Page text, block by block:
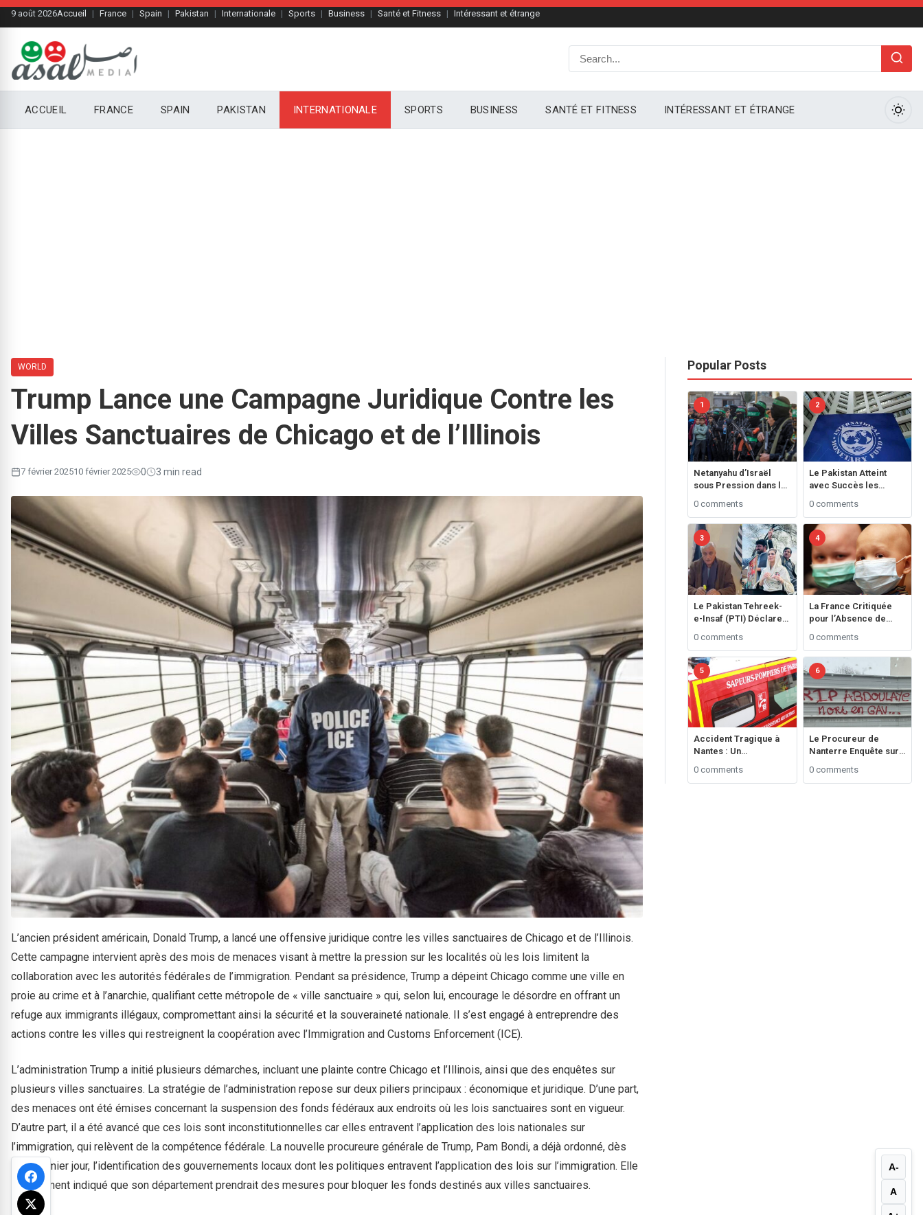
9 août 2026Accueil France Spain Pakistan Internationale Sports Business Santé et Fitness Intéressant et étrange
ACCUEIL FRANCE SPAIN PAKISTAN INTERNATIONALE SPORTS BUSINESS SANTÉ ET FITNESS INTÉRESSANT ET ÉTRANGE
WORLD
Trump Lance une Campagne Juridique Contre les
Villes Sanctuaires de Chicago et de l’Illinois
7 février 202510 février 2025 0 3 min read
L’ancien président américain, Donald Trump, a lancé une offensive juridique contre les villes sanctuaires de Chicago et de l’Illinois.
Cette campagne intervient après des mois de menaces visant à mettre la pression sur les localités où les lois limitent la
collaboration avec les autorités fédérales de l’immigration. Pendant sa présidence, Trump a dépeint Chicago comme une ville en
proie au crime et à l’anarchie, qualifiant cette métropole de « ville sanctuaire » qui, selon lui, encourage le désordre en offrant un
refuge aux immigrants illégaux, compromettant ainsi la sécurité et la souveraineté nationale. Il s’est engagé à entreprendre des
actions contre les villes qui restreignent la coopération avec l’Immigration and Customs Enforcement (ICE).
L’administration Trump a initié plusieurs démarches, incluant une plainte contre Chicago et l’Illinois, ainsi que des enquêtes sur
plusieurs villes sanctuaires. La stratégie de l’administration repose sur deux piliers principaux : économique et juridique. D’une part,
des menaces ont été émises concernant la suspension des fonds fédéraux aux endroits où les lois sanctuaires sont en vigueur.
D’autre part, il a été avancé que ces lois sont inconstitutionnelles car elles entravent l’application des lois nationales sur
l’immigration, qui relèvent de la compétence fédérale. La nouvelle procureure générale de Trump, Pam Bondi, a déjà ordonné, dès
son premier jour, l’identification des gouvernements locaux dont les politiques entravent l’application des lois sur l’immigration. Elle
a également indiqué que son département prendrait des mesures pour bloquer les fonds destinés aux villes sanctuaires.
Popular Posts
1
Netanyahu d’Israël
sous Pression dans le
Hamas**
0 comments
2
Le Pakistan Atteint
avec Succès les
à une Performance
Fiscale Remarquable
0 comments
3
Le Pakistan Tehreek-
e-Insaf (PTI) Déclare
Avant les Élections
Générales ###
0 comments
4
La France Critiquée
pour l’Absence de
sur le Cancer des
Enfants**
0 comments
5
Accident Tragique à
Nantes : Un
Trottinette de 20 Ans
0 comments
6
Le Procureur de
Nanterre Enquête sur
Diaw au Commissariat
0 comments
A-
A